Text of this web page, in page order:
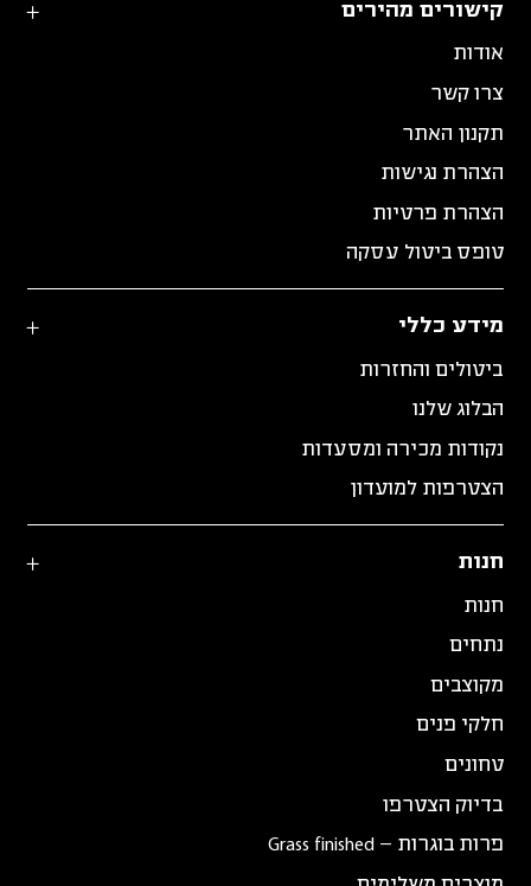
קישורים מהירים
אודות
צרו קשר
תקנון האתר
הצהרת נגישות
הצהרת פרטיות
טופס ביטול עסקה
מידע כללי
ביטולים והחזרות
הבלוג שלנו
נקודות מכירה ומסעדות
הצטרפות למועדון
חנות
חנות
נתחים
מקוצבים
חלקי פנים
טחונים
בדיוק הצטרפו
פרות בוגרות – Grass finished